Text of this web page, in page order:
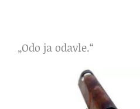
„Odo ja odavle.“